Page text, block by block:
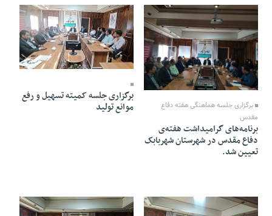
22 Shahrivar 1402 - 15:34
برگزاری جلسه هماهنگی هفته دفاع
مقدس
برنامه‌های گرامیداشت هفته‌ی
دفاع مقدس در شهرستان شهربابک
تعیین شد.
22 Shahrivar 1402 - 15:04
برگزاری جلسه کمیته تسهیل و رفع
موانع تولید